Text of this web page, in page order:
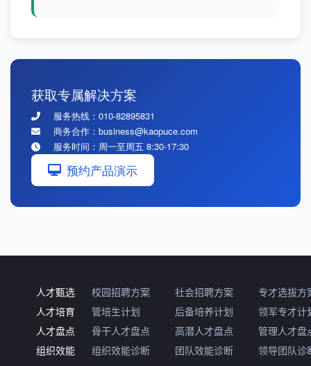
获取专属解决方案
服务热线：010-82895831
商务合作：business@kaopuce.com
服务时间：周一至周五 8:30-17:30
预约产品演示
人才甄选 校园招聘方案 社会招聘方案
专才选拔方
人才培育
管培生计划 后备培养计划
领军专才计
人才盘点
骨干人才盘点 高潜人才盘点
管理人才盘
组织效能
组织效能诊断 团队效能诊断 领导团队诊